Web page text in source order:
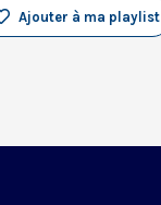
Ajouter à ma playlist